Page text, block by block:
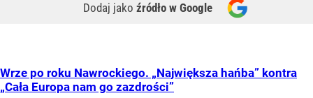
Dodaj jako źródło w Google
Wrze po roku Nawrockiego. „Największa hańba” kontra
„Cała Europa nam go zazdrości”